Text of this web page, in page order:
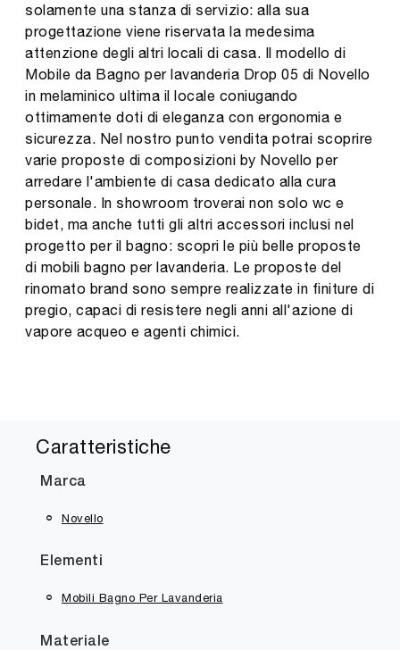
solamente una stanza di servizio: alla sua
progettazione viene riservata la medesima
attenzione degli altri locali di casa. Il modello di
Mobile da Bagno per lavanderia Drop 05 di Novello
in melaminico ultima il locale coniugando
ottimamente doti di eleganza con ergonomia e
sicurezza. Nel nostro punto vendita potrai scoprire
varie proposte di composizioni by Novello per
arredare l'ambiente di casa dedicato alla cura
personale. In showroom troverai non solo wc e
bidet, ma anche tutti gli altri accessori inclusi nel
progetto per il bagno: scopri le più belle proposte
di mobili bagno per lavanderia. Le proposte del
rinomato brand sono sempre realizzate in finiture di
pregio, capaci di resistere negli anni all'azione di
vapore acqueo e agenti chimici.
Caratteristiche
Marca
Novello
Elementi
Mobili Bagno Per Lavanderia
Materiale